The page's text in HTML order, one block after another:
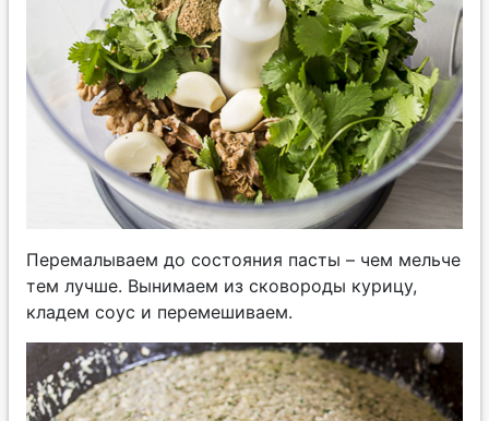
Перемалываем до состояния пасты – чем мельче
тем лучше. Вынимаем из сковороды курицу,
кладем соус и перемешиваем.